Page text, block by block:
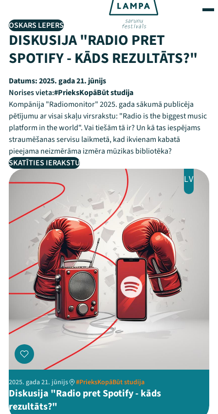
OSKARS LEPERS
DISKUSIJA "RADIO PRET
SPOTIFY - KĀDS REZULTĀTS?"
Datums:2025. gada 21. jūnijs
Norises vieta:#PrieksKopāBūt studija
Kompānija "Radiomonitor" 2025. gada sākumā publicēja
pētījumu ar visai skaļu virsrakstu: "Radio is the biggest music
platform in the world". Vai tiešām tā ir? Un kā tas iespējams
straumēšanas servisu laikmetā, kad ikvienam kabatā
pieejama neizmērāma izmēra mūzikas bibliotēka?
SKATĪTIES IERAKSTU
LV
2025. gada 21. jūnijs #PrieksKopāBūt studija
Diskusija "Radio pret Spotify - kāds
rezultāts?"